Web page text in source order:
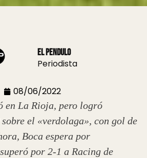
El Pendulo
Periodista
08/06/2022
en La Rioja, pero logró
el «verdolaga», con gol de
Boca espera por
por 2-1 a Racing de